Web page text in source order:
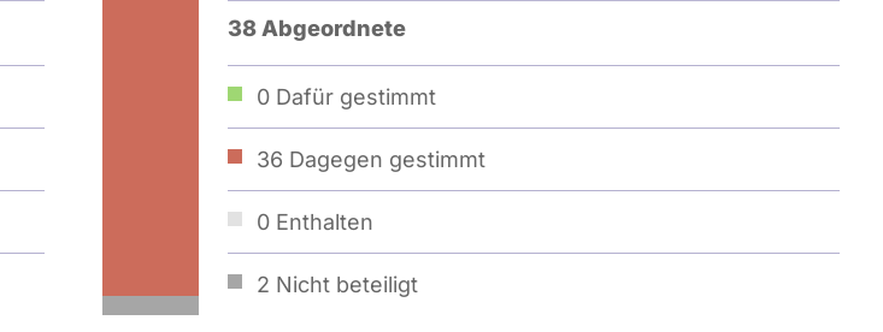
38 Abgeordnete
0 Dafür gestimmt
36 Dagegen gestimmt
0 Enthalten
2 Nicht beteiligt